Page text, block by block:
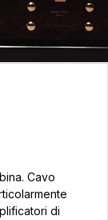
Cavo
di